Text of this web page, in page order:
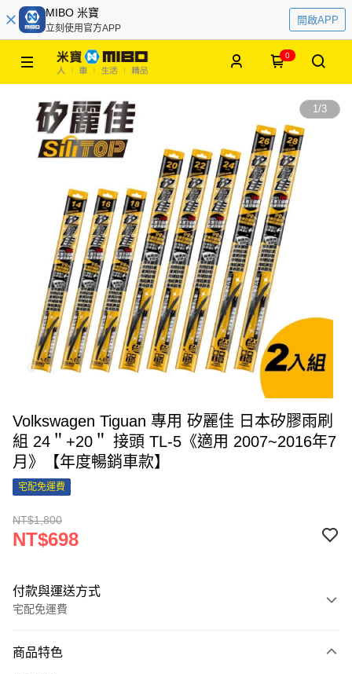
MIBO 米寶
立刻使用官方APP
開啟APP
0
1/3
Volkswagen Tiguan 專用 矽麗佳 日本矽膠雨刷
組 24＂+20＂ 接頭 TL-5《適用 2007~2016年7
月》【年度暢銷車款】
宅配免運費
NT$1,800
NT$698
付款與運送方式
宅配免運費
信用卡一次付款
商品特色